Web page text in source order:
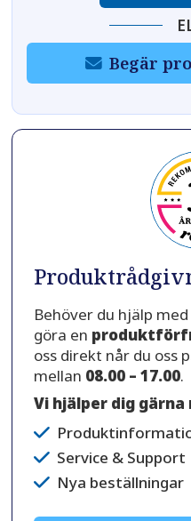
mängd
Begär
Behöver du hjälp
göra en
oss direkt når du oss
mellan 08.00 – 17.00.
Vi hjälper dig gärna
Service & Support
Nya beställningar